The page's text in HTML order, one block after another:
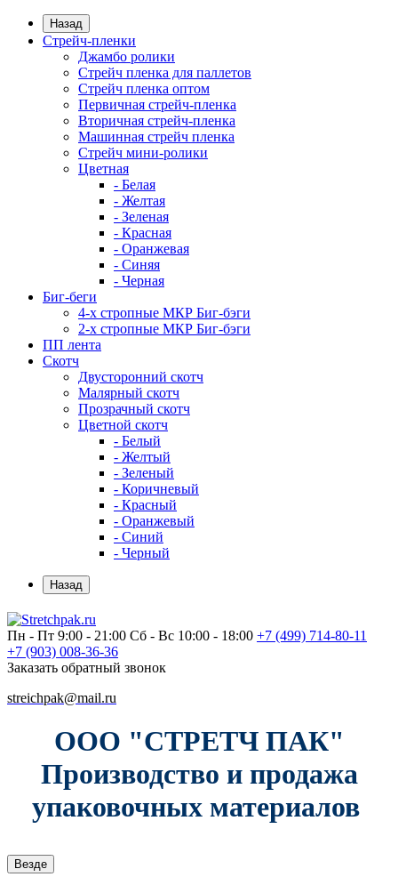
Назад
Стрейч-пленки
Джамбо ролики
Стрейч пленка для паллетов
Стрейч пленка оптом
Первичная стрейч-пленка
Вторичная стрейч-пленка
Машинная стрейч пленка
Стрейч мини-ролики
Цветная
- Белая
- Желтая
- Зеленая
- Красная
- Оранжевая
- Синяя
- Черная
Биг-беги
4-х стропные МКР Биг-бэги
2-х стропные МКР Биг-бэги
ПП лента
Скотч
Двусторонний скотч
Малярный скотч
Прозрачный скотч
Цветной скотч
- Белый
- Желтый
- Зеленый
- Коричневый
- Красный
- Оранжевый
- Синий
- Черный
Назад
Пн - Пт 9:00 - 21:00 Сб - Вс 10:00 - 18:00 +7 (499) 714-80-11
+7 (903) 008-36-36
Заказать обратный звонок
streichpak@mail.ru
ООО "СТРЕТЧ ПАК"
Производство и продажа
упаковочных материалов
Везде